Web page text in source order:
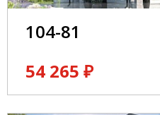
104-81
54 265 ₽